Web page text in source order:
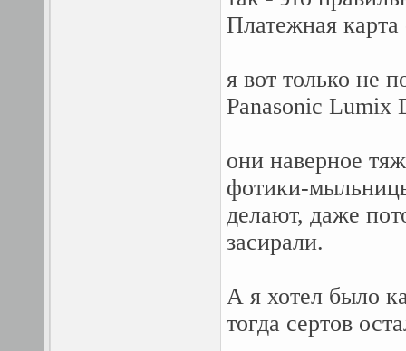
Платежная
я вот только не
Panasonic Lumix
они наверное
фотики-
делают, даже
засирали.
А я хотел было
тогда сертов